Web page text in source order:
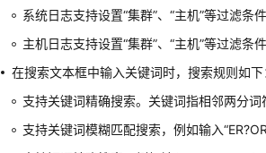
系统日志支持设置“集群”、“主机”等过滤条件
主机日志支持设置“集群”、“主机”等过滤条件
在搜索文本框中输入关键词时，搜索规则如下
支持关键词精确搜索。关键词指相邻两分词
支持关键词模糊匹配搜索，例如输入